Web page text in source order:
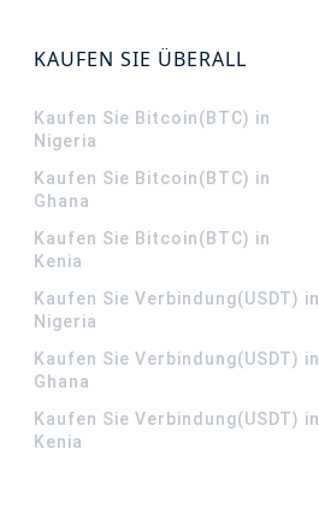
KAUFEN SIE ÜBERALL
Kaufen Sie Bitcoin(BTC) in
Nigeria
Kaufen Sie Bitcoin(BTC) in
Ghana
Kaufen Sie Bitcoin(BTC) in
Kenia
Kaufen Sie Verbindung(USDT) in
Nigeria
Kaufen Sie Verbindung(USDT) in
Ghana
Kaufen Sie Verbindung(USDT) in
Kenia